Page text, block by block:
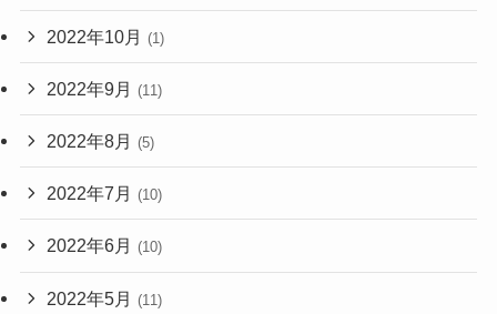
2022年10月 (1)
2022年9月 (11)
2022年8月 (5)
2022年7月 (10)
2022年6月 (10)
2022年5月 (11)